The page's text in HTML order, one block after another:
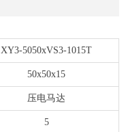
XY3-5050xVS3-1015T
50x50x15
压电马达
5